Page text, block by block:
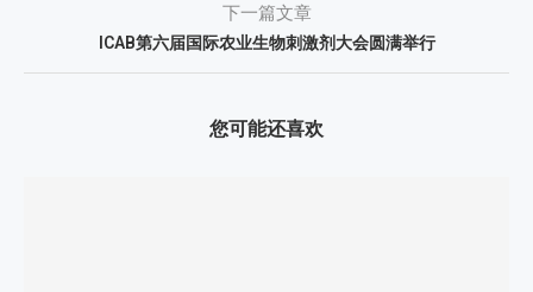
下一篇文章
ICAB第六届国际农业生物刺激剂大会圆满举行
您可能还喜欢